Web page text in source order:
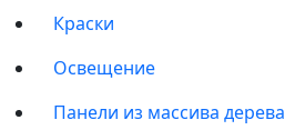
Краски
Освещение
Панели из массива дерева